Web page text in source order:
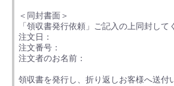
＜同封書面＞
「領収書発行依頼」ご記入の上同封して
注文日：
注文番号：
注文者のお名前：
領収書を発行し、折り返しお客様へ送付